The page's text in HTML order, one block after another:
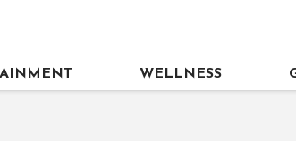
WELLNESS